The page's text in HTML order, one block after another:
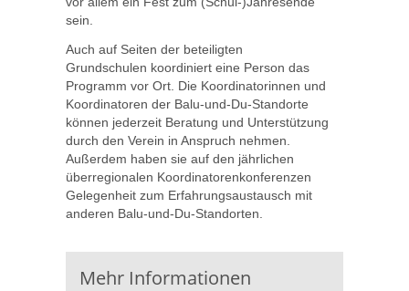
sein.
Auch auf Seiten der beteiligten
Grundschulen koordiniert eine Person das
Programm vor Ort. Die Koordinatorinnen und
Koordinatoren der Balu-und-Du-Standorte
können jederzeit Beratung und Unterstützung
durch den Verein in Anspruch nehmen.
Außerdem haben sie auf den jährlichen
überregionalen Koordinatorenkonferenzen
Gelegenheit zum Erfahrungsaustausch mit
anderen Balu-und-Du-Standorten.
Mehr Informationen